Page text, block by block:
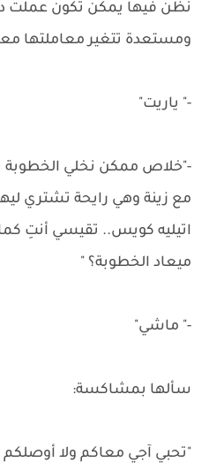
نظن فيها يمكن تكون عملت
ومستعدة تتغير معاملتها
-" ياريت"
-"خلاص ممكن نخلي الخطوبة
مع زينة وهي رايحة تشتري
اتيليه كويس.. تقيسي أنتِ
ميعاد الخطوبة؟ "
-" ماشي"
سألها بمشاكسة:
"تحبي آجي معاكم ولا